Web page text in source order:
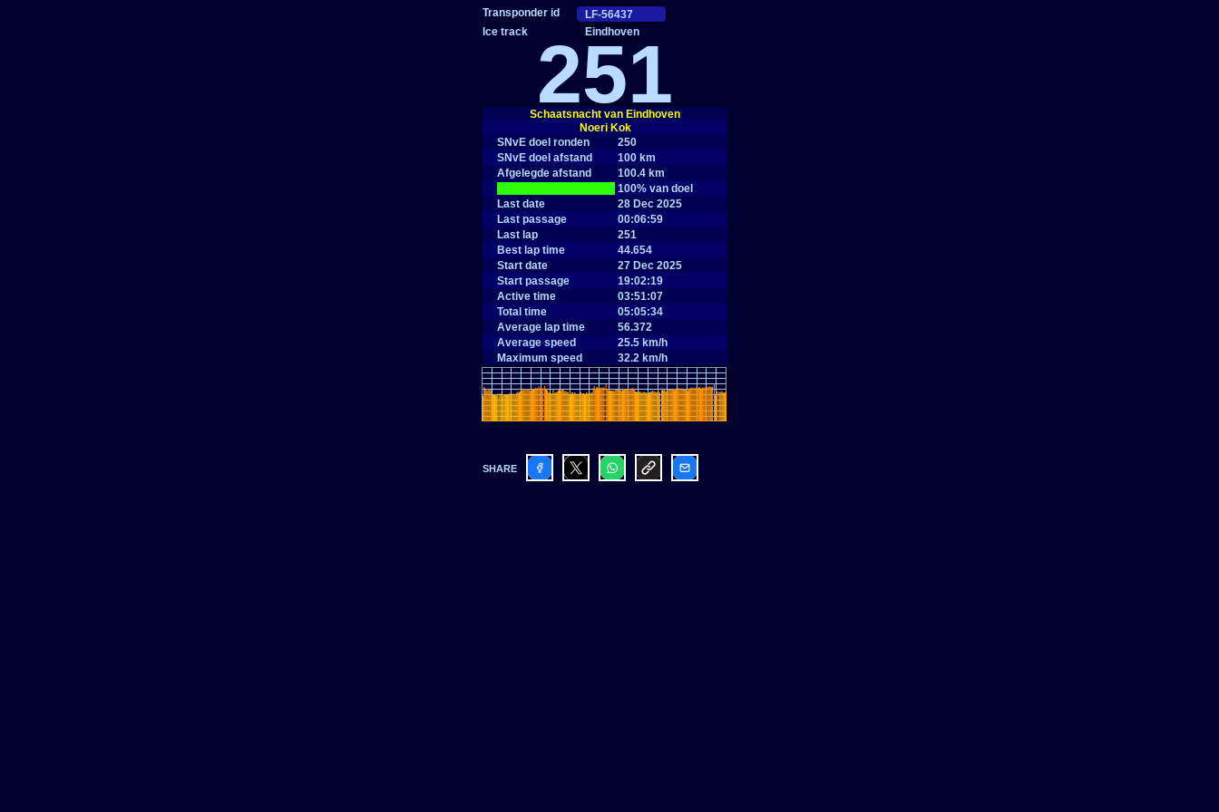
Eindhoven
251
Schaatsnacht van Eindhoven
Noeri Kok
SNvE doel ronden
250
SNvE doel afstand
100 km
Afgelegde afstand
100.4 km
100% van doel
Last date
28 Dec 2025
Last passage
00:06:59
Last lap
251
Best lap time
44.654
Start date
27 Dec 2025
Start passage
19:02:19
Active time
03:51:07
Total time
05:05:34
Average lap time
56.372
Average speed
25.5 km/h
Maximum speed
32.2 km/h
SHARE